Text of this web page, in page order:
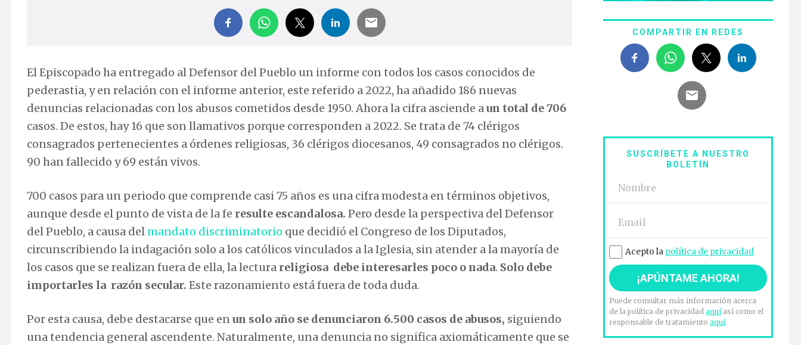
El Episcopado ha entregado al Defensor del Pueblo un informe con todos los casos conocidos de
pederastia, y en relación con el informe anterior, este referido a 2022, ha añadido 186 nuevas
denuncias relacionadas con los abusos cometidos desde 1950. Ahora la cifra asciende aun total de 706
casos. De estos, hay 16 que son llamativos porque corresponden a 2022. Se trata de 74 clérigos
consagrados pertenecientes a órdenes religiosas, 36 clérigos diocesanos, 49 consagrados no clérigos.
90 han fallecido y 69 están vivos.
700 casos para un periodo que comprende casi 75 años es una cifra modesta en términos objetivos,
aunque desde el punto de vista de la fe resulte escandalosa. Pero desde la perspectiva del Defensor
del Pueblo, a causa delmandato discriminatorio que decidió el Congreso de los Diputados,
circunscribiendo la indagación solo a los católicos vinculados a la Iglesia, sin atender a la mayoría de
los casos que se realizan fuera de ella, la lectura religiosa debe interesarles poco o nada. Solo debe
importarles la razón secular. Este razonamiento está fuera de toda duda.
Por esta causa, debe destacarse que enun solo año se denunciaron 6.500 casos de abusos, siguiendo
una tendencia general ascendente. Naturalmente, una denuncia no significa axiomáticamente que se
COMPARTIR EN REDES
SUSCRÍBETE A NUESTRO
BOLETÍN
Acepto la política de privacidad
Puede consultar más información acerca
de la política de privacidadaquíasí como el
responsable de tratamientoaquí.